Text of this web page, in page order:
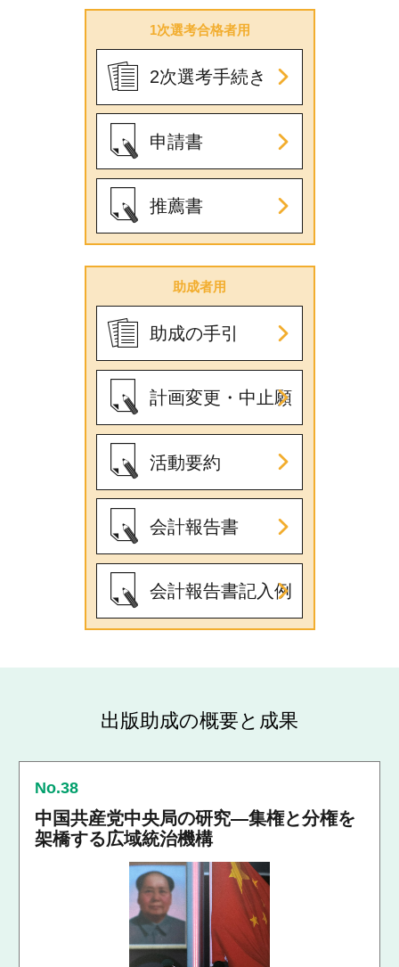
FaceBook X youtube
1次選考合格者用
2次選考手続き
申請書
推薦書
助成者用
助成の手引
計画変更・中止願
活動要約
会計報告書
会計報告書記入例
出版助成の概要と成果
No.38
中国共産党中央局の研究―集権と分権を
架橋する広域統治機構